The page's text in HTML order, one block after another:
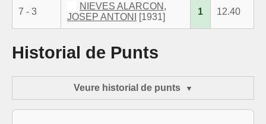
7 - 3
NIEVES ALARCON,
JOSEP ANTONI
[1931]
1 12.40
Historial de Punts
Veure historial de punts